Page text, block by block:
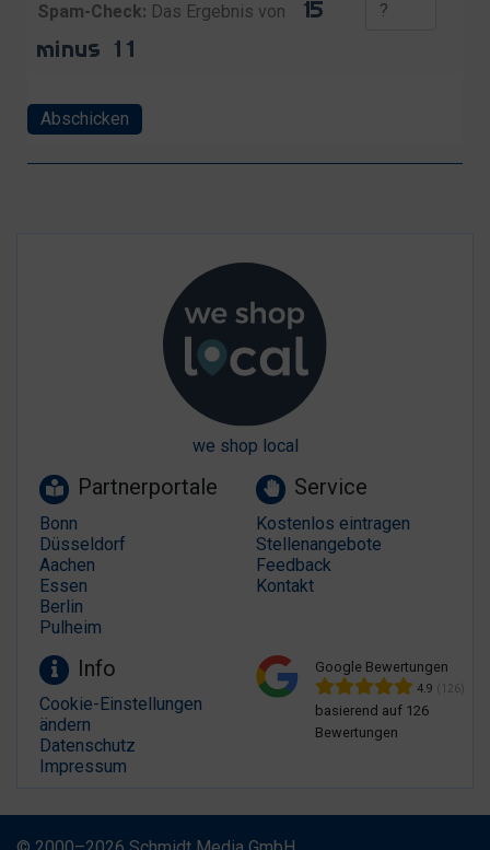
Spam-Check: Das Ergebnis von
Abschicken
we shop local
Partnerportale
Bonn
Düsseldorf
Aachen
Essen
Berlin
Pulheim
Service
Kostenlos eintragen
Stellenangebote
Feedback
Kontakt
Info
Cookie-Einstellungen
ändern
Datenschutz
Impressum
Google Bewertungen
4.9 (126)
basierend auf 126
Bewertungen